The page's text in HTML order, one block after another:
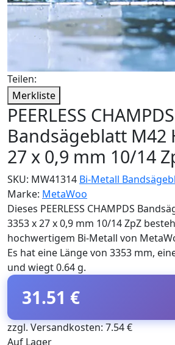
Teilen:
Merkliste
PEERLESS CHAMPDS
Bandsägeblatt M42
27 x 0,9 mm 10/14
SKU: MW41314 Bi-Metall
Marke: MetaWoo
Dieses PEERLESS CHAMPDS
3353 x 27 x 0,9 mm 10/14 ZpZ
hochwertigem Bi-Metall von
Es hat eine Länge von 3353 mm,
und wiegt 0.64 g.
31.51 €
zzgl. Versandkosten: 7.54 €
Auf Lager